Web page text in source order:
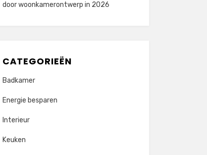
door woonkamerontwerp in 2026
CATEGORIEËN
Badkamer
Energie besparen
Interieur
Keuken